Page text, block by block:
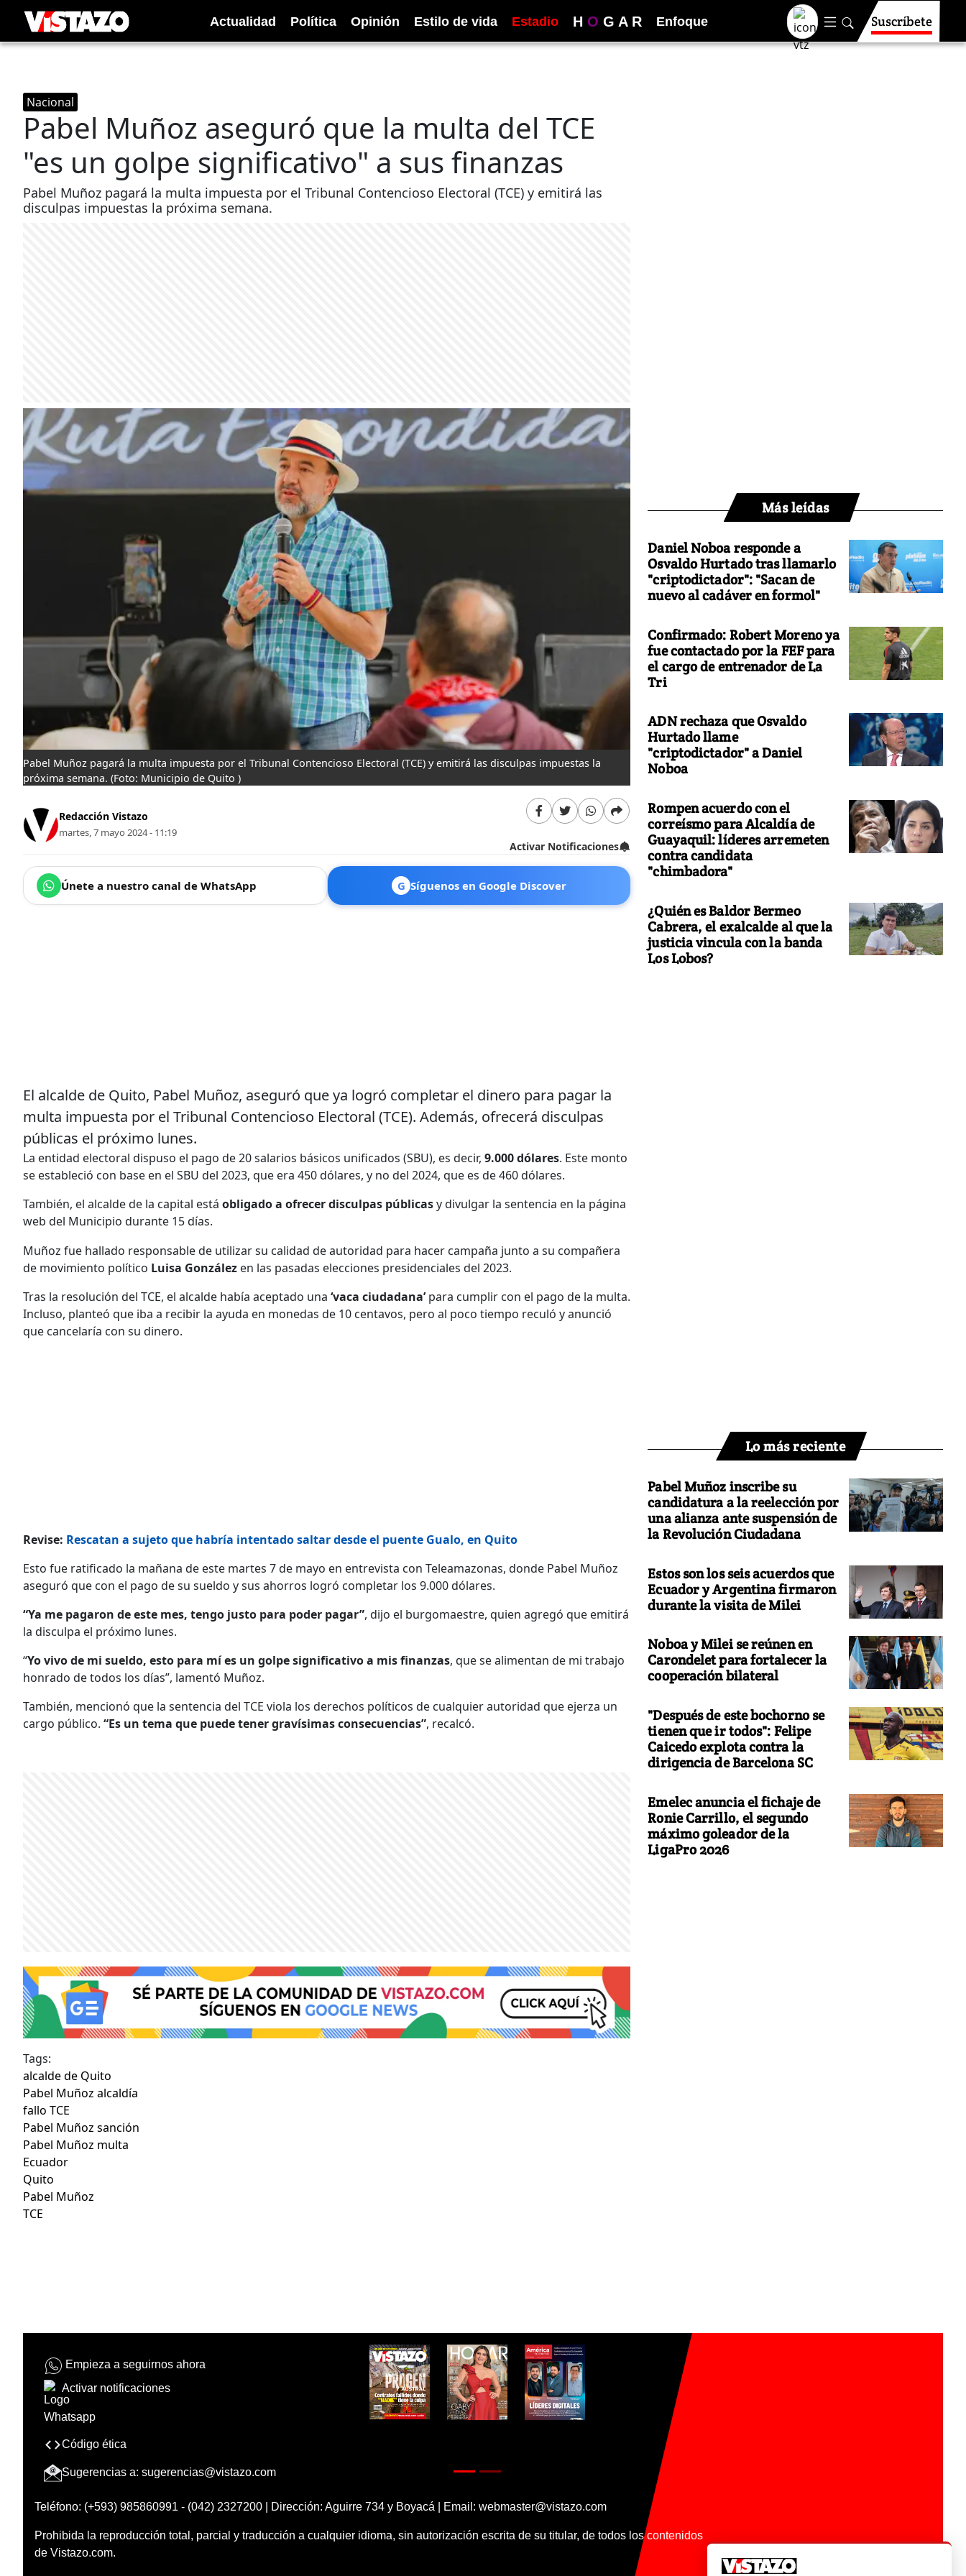
Actualidad Política Opinión Estilo de vida Estadio H O G A R Enfoque Suscríbete
Nacional
Pabel Muñoz aseguró que la multa del TCE
"es un golpe significativo" a sus finanzas
Pabel Muñoz pagará la multa impuesta por el Tribunal Contencioso Electoral (TCE) y emitirá las
disculpas impuestas la próxima semana.
Pabel Muñoz pagará la multa impuesta por el Tribunal Contencioso Electoral (TCE) y emitirá las disculpas impuestas la
próxima semana. (Foto: Municipio de Quito )
Redacción Vistazo
martes, 7 mayo 2024 - 11:19
Activar Notificaciones
Únete a nuestro canal de WhatsApp G Síguenos en Google Discover
El alcalde de Quito, Pabel Muñoz, aseguró que ya logró completar el dinero para pagar la
multa impuesta por el Tribunal Contencioso Electoral (TCE). Además, ofrecerá disculpas
públicas el próximo lunes.
La entidad electoral dispuso el pago de 20 salarios básicos unificados (SBU), es decir, 9.000 dólares. Este monto
se estableció con base en el SBU del 2023, que era 450 dólares, y no del 2024, que es de 460 dólares.
También, el alcalde de la capital está obligado a ofrecer disculpas públicasy divulgar la sentencia en la página
web del Municipio durante 15 días.
Muñoz fue hallado responsable de utilizar su calidad de autoridad para hacer campaña junto a su compañera
de movimiento político Luisa González en las pasadas elecciones presidenciales del 2023.
Tras la resolución del TCE, el alcalde había aceptado una ‘vaca ciudadana’para cumplir con el pago de la multa.
Incluso, planteó que iba a recibir la ayuda en monedas de 10 centavos, pero al poco tiempo reculó y anunció
que cancelaría con su dinero.
Revise: Rescatan a sujeto que habría intentado saltar desde el puente Gualo, en Quito
Esto fue ratificado la mañana de este martes 7 de mayo en entrevista con Teleamazonas, donde Pabel Muñoz
aseguró que con el pago de su sueldo y sus ahorros logró completar los 9.000 dólares.
“Ya me pagaron de este mes, tengo justo para poder pagar”, dijo el burgomaestre, quien agregó que emitirá
la disculpa el próximo lunes.
“Yo vivo de mi sueldo, esto para mí es un golpe significativo a mis finanzas, que se alimentan de mi trabajo
honrado de todos los días”, lamentó Muñoz.
También, mencionó que la sentencia del TCE viola los derechos políticos de cualquier autoridad que ejerza un
cargo público. “Es un tema que puede tener gravísimas consecuencias”, recalcó.
Tags:
alcalde de Quito
Pabel Muñoz alcaldía
fallo TCE
Pabel Muñoz sanción
Pabel Muñoz multa
Ecuador
Quito
Pabel Muñoz
TCE
Más leídas
Daniel Noboa responde a
Osvaldo Hurtado tras llamarlo
"criptodictador": "Sacan de
nuevo al cadáver en formol"
Confirmado: Robert Moreno ya
fue contactado por la FEF para
el cargo de entrenador de La
Tri
ADN rechaza que Osvaldo
Hurtado llame
"criptodictador" a Daniel
Noboa
Rompen acuerdo con el
correísmo para Alcaldía de
Guayaquil: líderes arremeten
contra candidata
"chimbadora"
¿Quién es Baldor Bermeo
Cabrera, el exalcalde al que la
justicia vincula con la banda
Los Lobos?
Lo más reciente
Pabel Muñoz inscribe su
candidatura a la reelección por
una alianza ante suspensión de
la Revolución Ciudadana
Estos son los seis acuerdos que
Ecuador y Argentina firmaron
durante la visita de Milei
Noboa y Milei se reúnen en
Carondelet para fortalecer la
cooperación bilateral
"Después de este bochorno se
tienen que ir todos": Felipe
Caicedo explota contra la
dirigencia de Barcelona SC
Emelec anuncia el fichaje de
Ronie Carrillo, el segundo
máximo goleador de la
LigaPro 2026
Empieza a seguirnos ahora
Activar notificaciones
Código ética
Sugerencias a: sugerencias@vistazo.com
Teléfono: (+593) 985860991 - (042) 2327200 | Dirección: Aguirre 734 y Boyacá | Email: webmaster@vistazo.com
Prohibida la reproducción total, parcial y traducción a cualquier idioma, sin autorización escrita de su titular, de todos los contenidos
de Vistazo.com.